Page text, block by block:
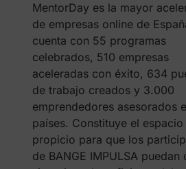
MentorDay es la mayor
de empresas online de
cuenta con 55 programas
celebrados, 510 empresas
aceleradas con éxito, 634
de trabajo creados y 3.000
emprendedores asesorados
países. Constituye el espacio
propicio para que los
de BANGE IMPULSA puedan